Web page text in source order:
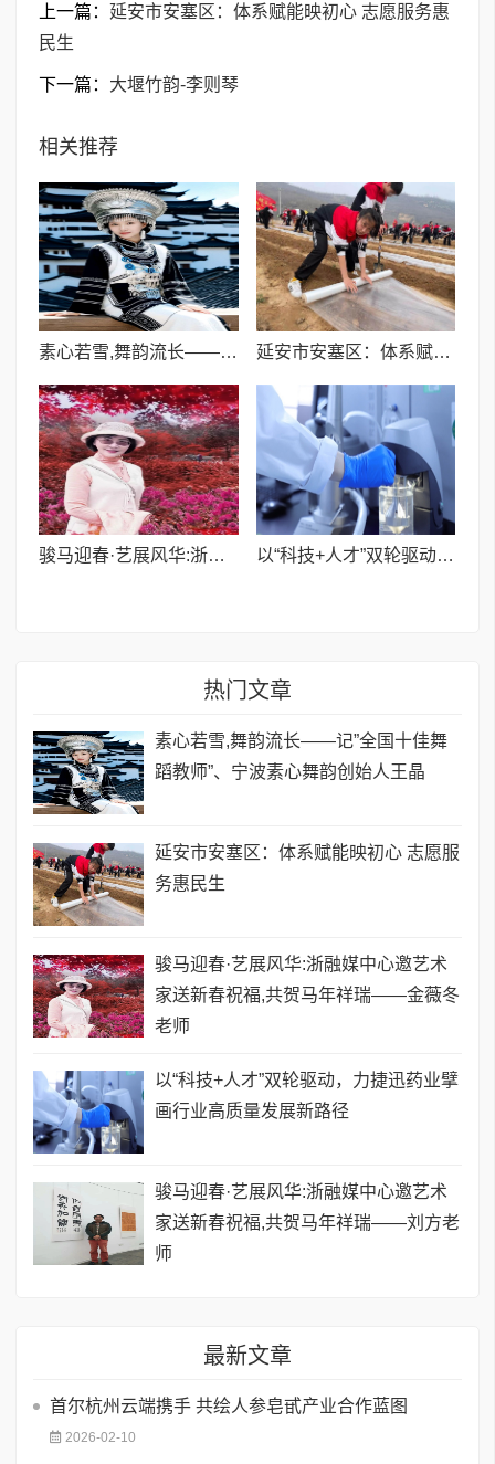
上一篇： 延安市安塞区：体系赋能映初心 志愿服务惠
民生
下一篇： 大堰竹韵-​李则琴
相关推荐
素心若雪,舞韵流长——记”全国十佳舞蹈教师”、宁波素心舞韵创始人王晶 延安市安塞区：体系赋能映初心 志愿服务惠民生
骏马迎春·艺展风华:浙融媒中心邀艺术家送新春祝福,共贺马年祥瑞——金薇冬老师 以“科技+人才”双轮驱动，力捷迅药业擘画行业高质量发展新路径
热门文章
素心若雪,舞韵流长——记”全国十佳舞
蹈教师”、宁波素心舞韵创始人王晶
延安市安塞区：体系赋能映初心 志愿服
务惠民生
骏马迎春·艺展风华:浙融媒中心邀艺术
家送新春祝福,共贺马年祥瑞——金薇冬
老师
以“科技+人才”双轮驱动，力捷迅药业擘
画行业高质量发展新路径
骏马迎春·艺展风华:浙融媒中心邀艺术
家送新春祝福,共贺马年祥瑞——刘方老
师
最新文章
首尔杭州云端携手 共绘人参皂甙产业合作蓝图
2026-02-10